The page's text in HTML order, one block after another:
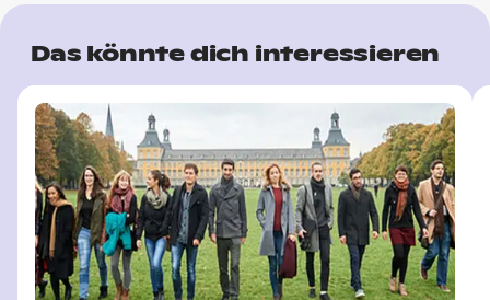
Das könnte dich interessieren